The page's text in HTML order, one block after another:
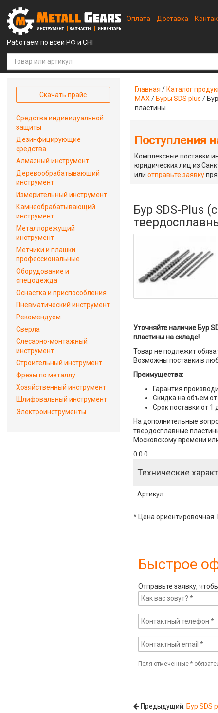
Работаем по всей РФ и СНГ
Оплата Доставка
Главная / Каталог
MAX / Буры SDS plus /
пластины
Поступления
Комплексные поставки
юридических лиц из
илиотправьте заявку
Бур SDS-Plus
Уточняйте наличие Бур
пластины на складе!
Товар не подлежит
Возможны поставки в
Преимущества:
Гарантия
Скидка на объем от
Срок поставки от 1
На дополнительные
твердосплавные
Московскому времени
0 0 0
Технические
Артикул:
* Цена ориентировочная.
Быстрое
Отправьте заявку,
Поля отмеченные*
Предыдущий: Бур SDS
Скачать прайс
Средства индивидуальной
защиты
Дезинфицирующие
средства
Алмазный инструмент
Деревообрабатывающий
инструмент
Измерительный инструмент
Камнеобрабатывающий
инструмент
Металлорежущий
инструмент
Метчики и плашки
профессиональные
Оборудование и
спецодежда
Оснастка и приспособления
Пневматический инструмент
Рекомендуем
Сверла
Слесарно-монтажный
инструмент
Строительный инструмент
Фрезы по металлу
Хозяйственный инструмент
Шлифовальный инструмент
Электроинструменты